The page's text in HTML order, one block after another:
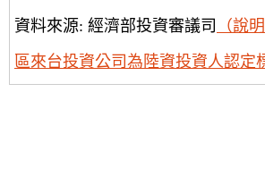
資料來源: 經濟部投資審議司
（說
區來台投資公司為陸資投資人認定